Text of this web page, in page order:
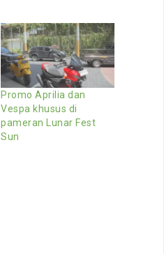
Promo Aprilia dan
Vespa khusus di
pameran Lunar Fest
Sun